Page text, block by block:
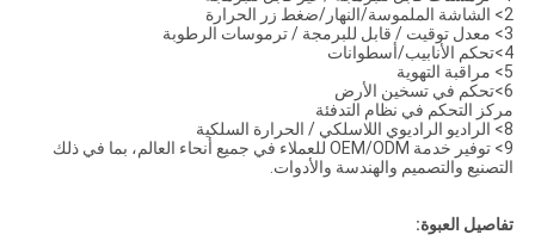
2> الشاشة الملموسة/النهار/ضغط زر الحرارة
3> معدل توقيت / قابل للبرمجة / ترموسات الرطوبة
4>تحكم الأنابيب/أسطوانات
5> مراقبة التهوية
6>تحكم في تسخين الأرض
مركز التحكم في نظام التدفئة
8> الراديو الراديوي اللاسلكي / الحرارة السلكية
9> توفير خدمة OEM/ODM للعملاء في جميع أنحاء العالم، بما في ذلك
التصنيع والتصميم والهندسة والأدوات.
تفاصيل العبوة: